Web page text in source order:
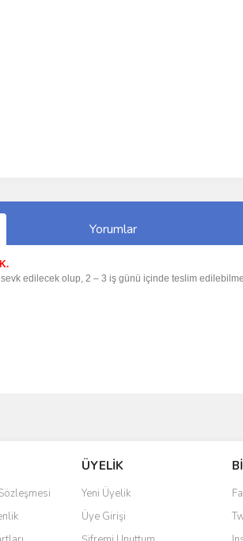
Yorumlar
edilecek olup, 2 – 3 iş günü içinde teslim
ÜYELİK
Yeni Üyelik
Üye Girişi